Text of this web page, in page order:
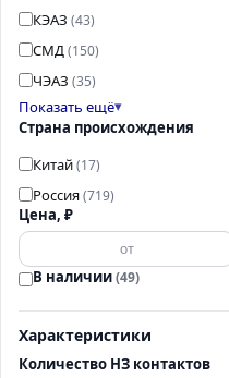
КЭАЗ (43)
СМД(150)
ЧЭАЗ (35)
Показать ещё
Страна происхождения
Китай(17)
Россия(719)
Цена, ₽
В наличии(49)
Характеристики
Количество НЗ контактов